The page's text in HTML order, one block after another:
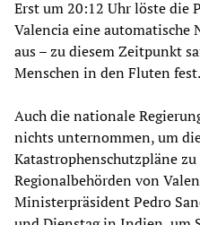
Erst um 20:12 Uhr löste die
Valencia eine automatische
aus – zu diesem Zeitpunkt
Menschen in den Fluten fest.
Auch die nationale
nichts unternommen, um
Katastrophenschutzpläne
Regionalbehörden von
Ministerpräsident Pedro